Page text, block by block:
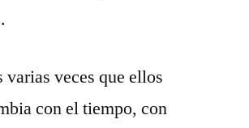
veces que ellos
con el tiempo, con